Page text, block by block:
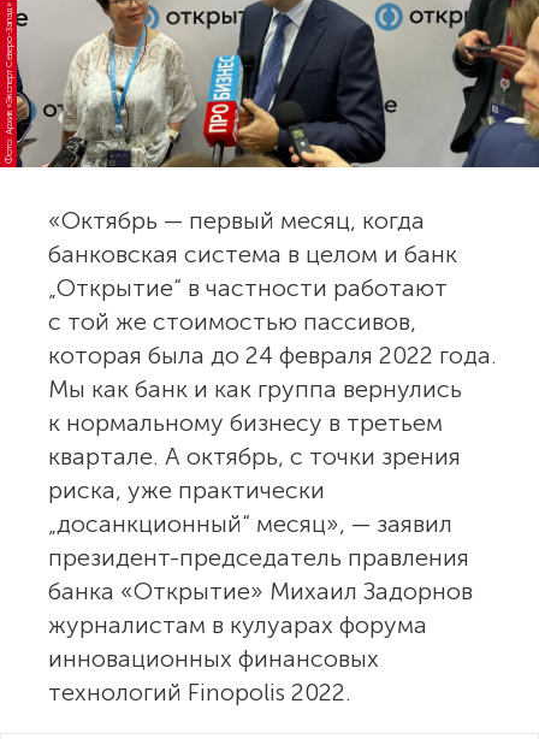
Фото: Архив «Эксперт Северо-Запад»
«Октябрь — первый месяц, когда
банковская система в целом и банк
„Открытие“ в частности работают
с той же стоимостью пассивов,
которая была до 24 февраля 2022 года.
Мы как банк и как группа вернулись
к нормальному бизнесу в третьем
квартале. А октябрь, с точки зрения
риска, уже практически
„досанкционный“ месяц», — заявил
президент-председатель правления
банка «Открытие» Михаил Задорнов
журналистам в кулуарах форума
инновационных финансовых
технологий Finopolis 2022.